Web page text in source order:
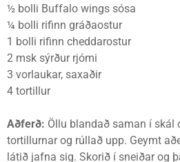
½ bolli Buffalo wings sósa
¼ bolli rifinn gráðaostur
1 bolli rifinn cheddarostur
2 msk sýrður rjómi
3 vorlaukar, saxaðir
4 tortillur
Aðferð: Öllu blandað saman í skál
tortillurnar og rúllað upp. Geymt
látið jafna sig. Skorið í sneiðar og